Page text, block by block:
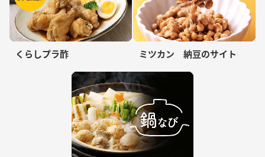
くらしプラ酢 ミツカン 納豆のサイト